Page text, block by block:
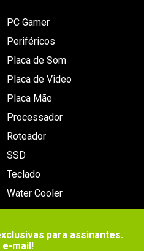
PC Gamer
Periféricos
Placa de Som
Placa de Video
Placa Mãe
Processador
Roteador
SSD
Teclado
Water Cooler
para assinantes.
e-mail!